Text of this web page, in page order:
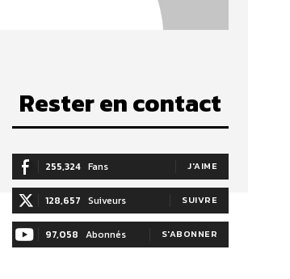
Rester en contact
255,324 Fans J'AIME
128,657 Suiveurs SUIVRE
97,058 Abonnés S'ABONNER